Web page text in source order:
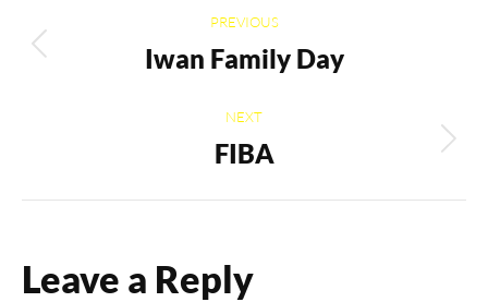
navigation
PREVIOUS
Previous
Iwan Family Day
NEXT
Next
FIBA
Leave a Reply